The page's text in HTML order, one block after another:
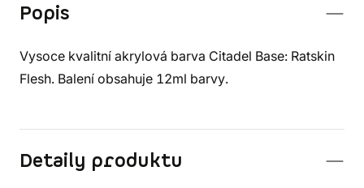
Popis
Vysoce kvalitní akrylová barva Citadel Base: Ratskin
Flesh. Balení obsahuje 12ml barvy.
Detaily produktu